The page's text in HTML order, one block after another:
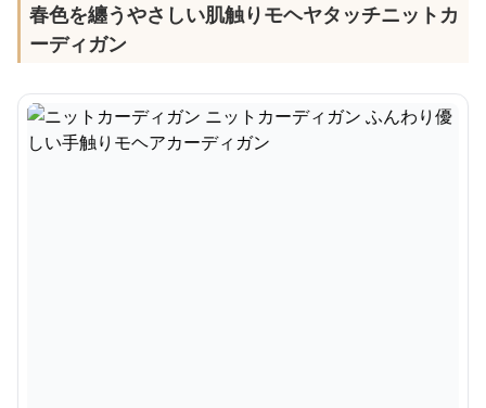
春色を纏うやさしい肌触りモヘヤタッチニットカ
ーディガン